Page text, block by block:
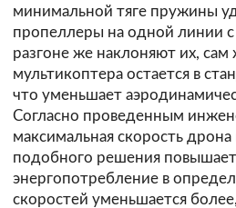
минимальной тяге пружины
пропеллеры на одной линии
разгоне же наклоняют их, сам
мультикоптера остается в
что уменьшает
Согласно проведенным
максимальная скорость
подобного решения
энергопотребление в
скоростей уменьшается